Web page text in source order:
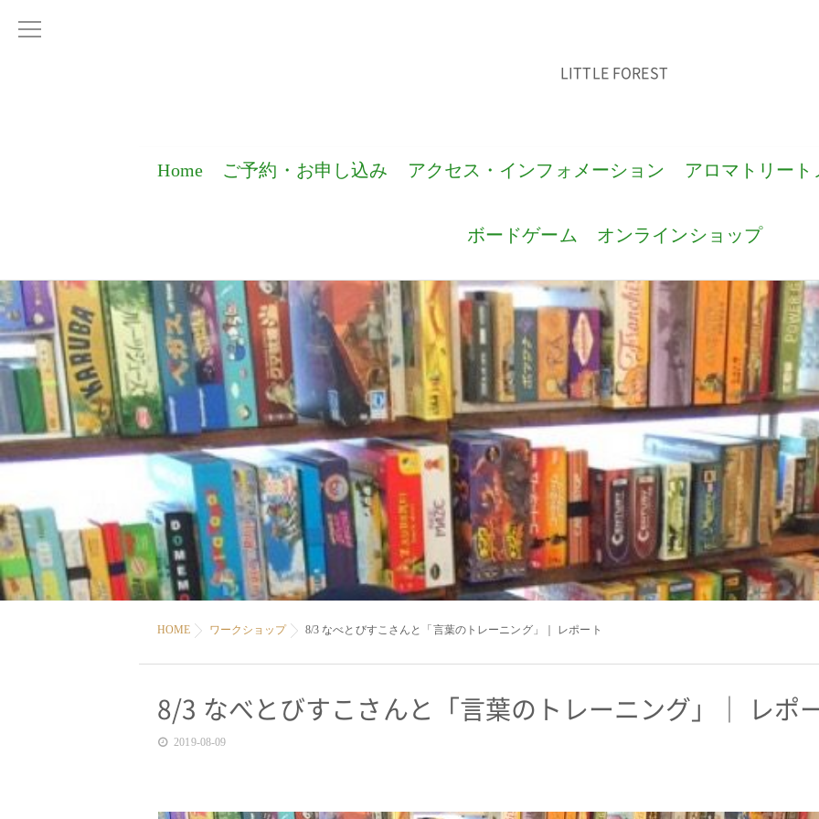
LITTLE FOREST
Home ご予約・お申し込み アクセス・インフォメーション アロマトリート
ボードゲーム オンラインショップ
HOME ワークショップ 8/3 なべとびすこさんと「言葉のトレーニング」｜ レポート
8/3 なべとびすこさんと「言葉のトレーニング」｜ レポ
2019-08-09